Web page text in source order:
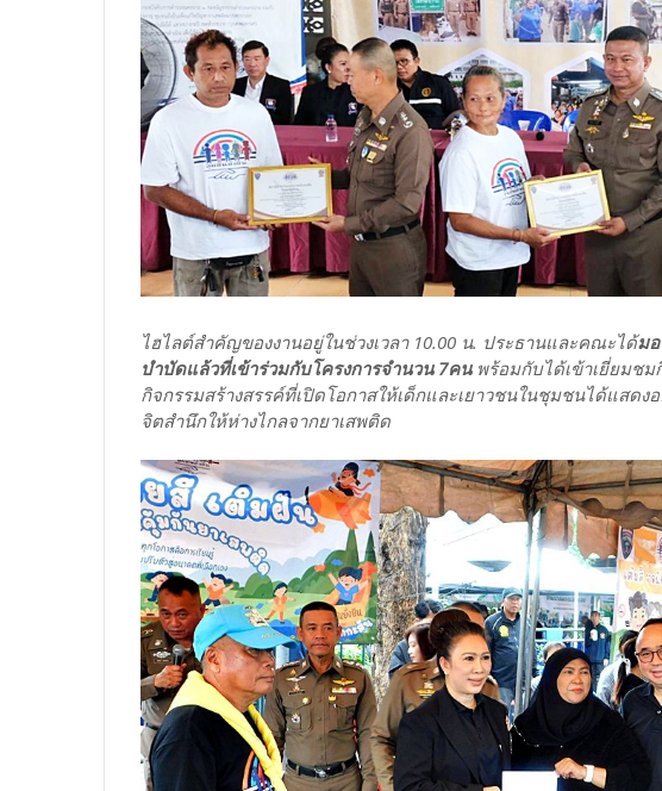
ไฮไลต์สำคัญของงานอยู่ในช่วงเวลา 10.00 น. ประธานและคณะได้ม
บำบัดแล้วที่เข้าร่วมกับโครงการจำนวน 7คนพร้อมกับได้เข้าเยี่ยมชม
กิจกรรมสร้างสรรค์ที่เปิดโอกาสให้เด็กและเยาวชนในชุมชนได้แสดง
จิตสำนึกให้ห่างไกลจากยาเสพติด